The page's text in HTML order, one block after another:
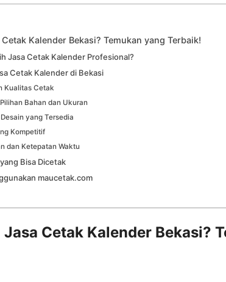
Kalender Bekasi? Temukan yang Terbaik!
Jasa Cetak Kalender Profesional?
Cetak Kalender di Bekasi
Kualitas Cetak
Bahan dan Ukuran
yang Tersedia
Kompetitif
dan Ketepatan Waktu
Bisa Dicetak
maucetak.com
Cetak Kalender Bekasi?